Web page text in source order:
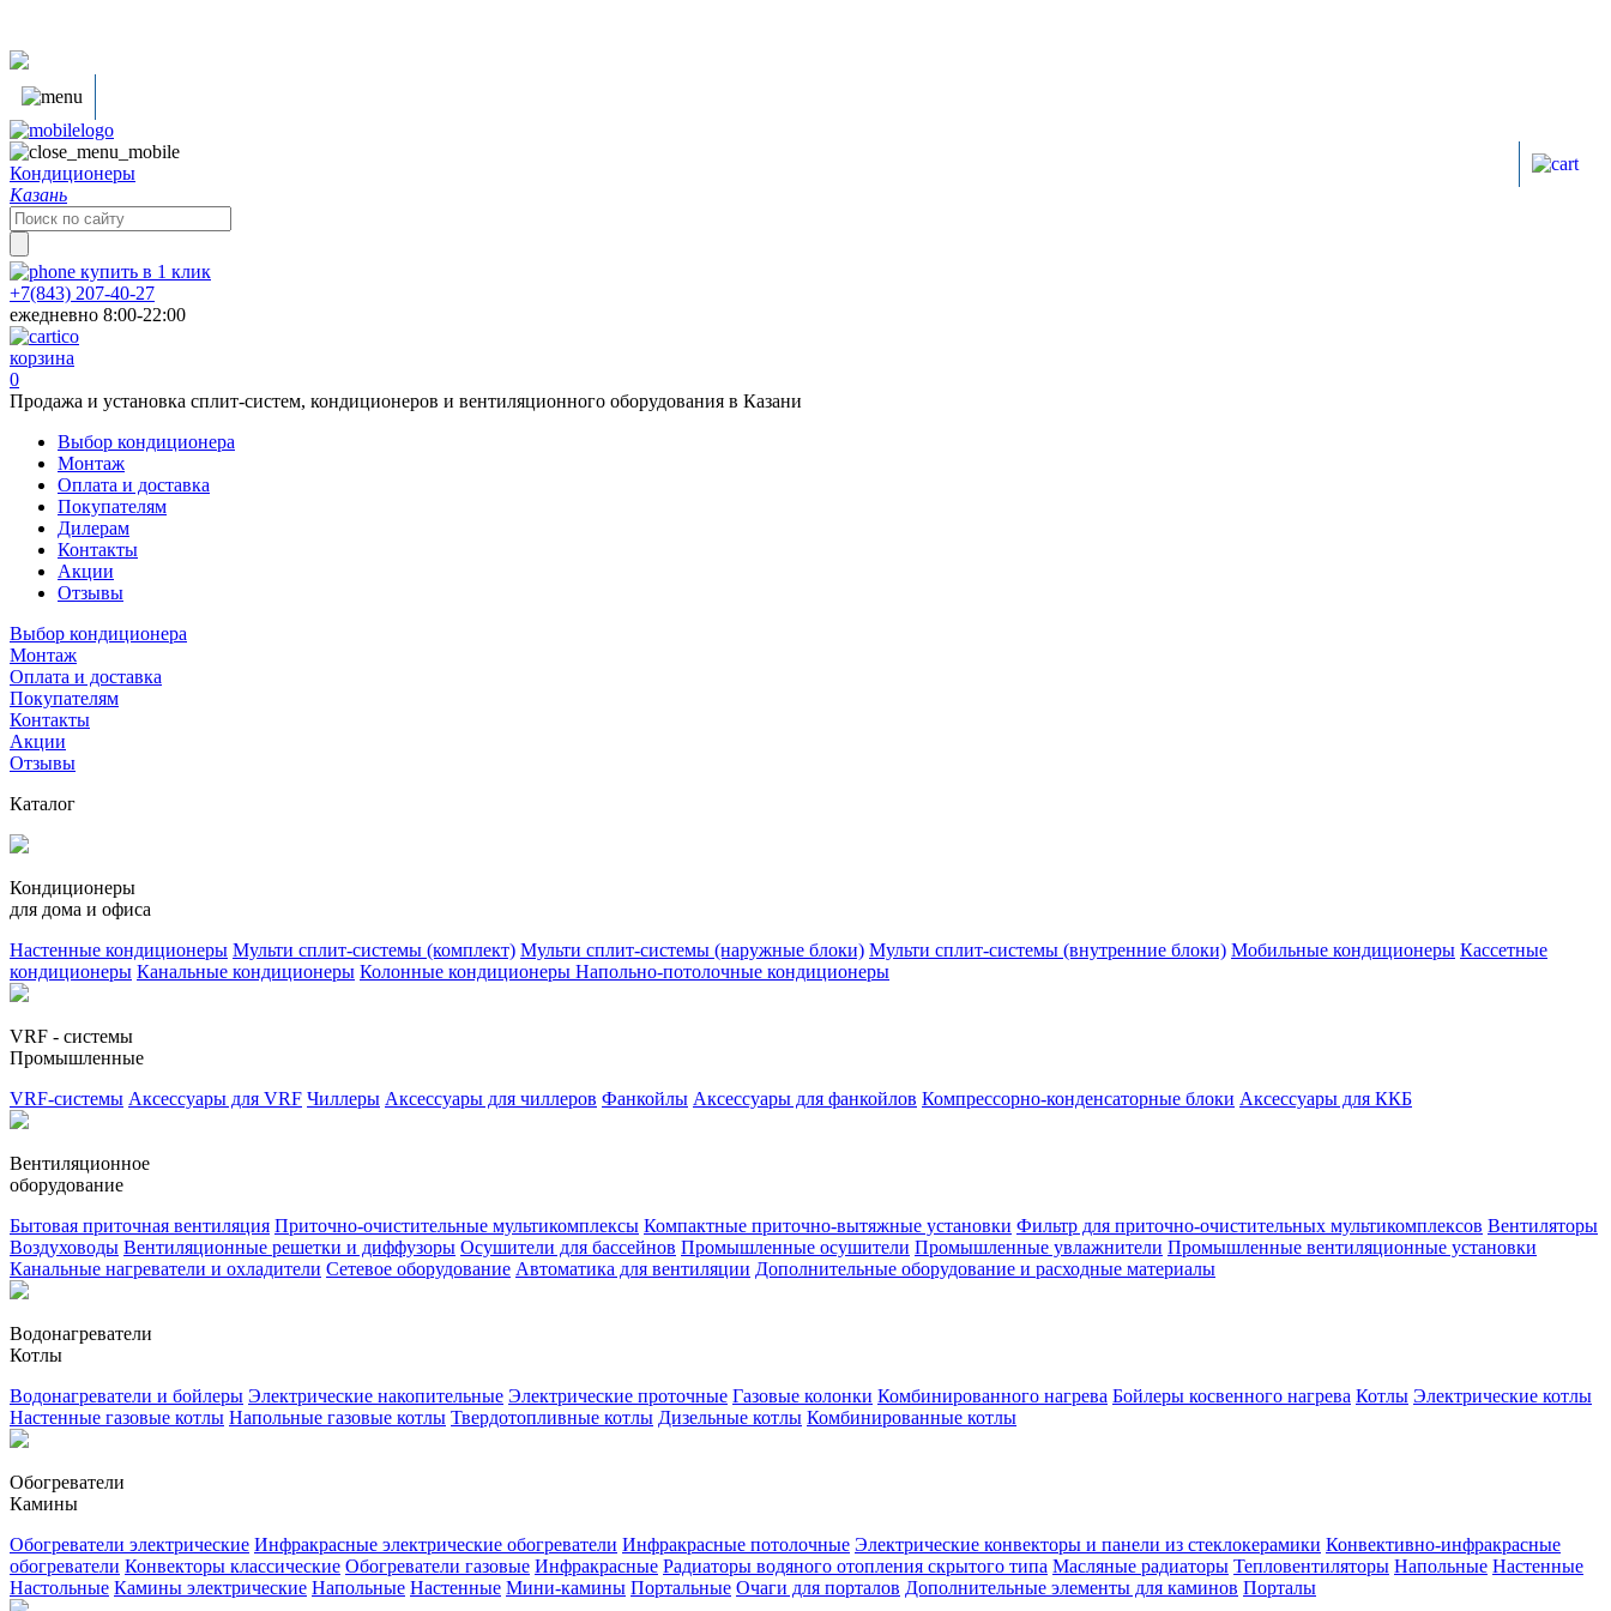
Кондиционеры
Казань
Search
for:
купить в 1 клик
+7(843) 207-40-27
ежедневно 8:00-22:00
корзина
0
Продажа и установка сплит-систем, кондиционеров и вентиляционного оборудования в Казани
Выбор кондиционера
Монтаж
Оплата и доставка
Покупателям
Дилерам
Контакты
Акции
Отзывы
Выбор кондиционера
Монтаж
Оплата и доставка
Покупателям
Контакты
Акции
Отзывы
Каталог
Кондиционеры
для дома и офиса
Настенные кондиционеры Мульти сплит-системы (комплект) Мульти сплит-системы (наружные блоки) Мульти сплит-системы (внутренние блоки) Мобильные кондиционеры Кассетные
кондиционеры Канальные кондиционеры Колонные кондиционеры Напольно-потолочные кондиционеры
VRF - системы
Промышленные
VRF-системы Аксессуары для VRF Чиллеры Аксессуары для чиллеров Фанкойлы Аксессуары для фанкойлов Компрессорно-конденсаторные блоки Аксессуары для ККБ
Вентиляционное
оборудование
Бытовая приточная вентиляция Приточно-очистительные мультикомплексы Компактные приточно-вытяжные установки Фильтр для приточно-очистительных мультикомплексов Вентиляторы
Воздуховоды Вентиляционные решетки и диффузоры Осушители для бассейнов Промышленные осушители Промышленные увлажнители Промышленные вентиляционные установки
Канальные нагреватели и охладители Сетевое оборудование Автоматика для вентиляции Дополнительные оборудование и расходные материалы
Водонагреватели
Котлы
Водонагреватели и бойлеры Электрические накопительные Электрические проточные Газовые колонки Комбинированного нагрева Бойлеры косвенного нагрева Котлы Электрические котлы
Настенные газовые котлы Напольные газовые котлы Твердотопливные котлы Дизельные котлы Комбинированные котлы
Обогреватели
Камины
Обогреватели электрические Инфракрасные электрические обогреватели Инфракрасные потолочные Электрические конвекторы и панели из стеклокерамики Конвективно-инфракрасные
обогреватели Конвекторы классические Обогреватели газовые Инфракрасные Радиаторы водяного отопления скрытого типа Масляные радиаторы Тепловентиляторы Напольные Настенные
Настольные Камины электрические Напольные Настенные Мини-камины Портальные Очаги для порталов Дополнительные элементы для каминов Порталы